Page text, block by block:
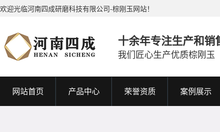
欢迎光临河南四成研磨科技有限公司-棕刚玉网站！
十余年专注生产和销
我们匠心生产优质棕刚玉
网站首页 产品中心 荣誉资质 案例展示